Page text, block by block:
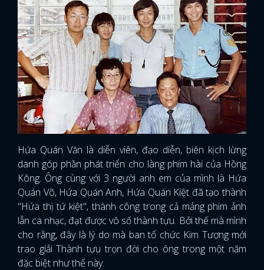
Hứa Quán Văn là diễn viên, đạo diễn, biên kịch lừng
danh góp phần phát triển cho làng phim hài của Hồng
Kông. Ông cùng với 3 người anh em của mình là Hứa
Quán Võ, Hứa Quán Anh, Hứa Quán Kiệt đã tạo thành
"Hứa thị tứ kiệt", thành công trong cả mảng phim ảnh
lẫn ca nhạc, đạt được vô số thành tựu. Bởi thế mà mình
cho rằng, đây là lý do mà ban tổ chức Kim Tượng mới
trao giải Thành tựu trọn đời cho ông trong một năm
đặc biệt như thế này.